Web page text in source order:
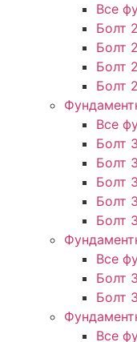
Все
Болт
Болт
Болт
Болт
Все
Болт
Болт
Болт
Болт
Болт
Все
Болт
Болт
Все